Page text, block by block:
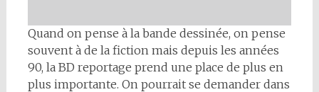
Quand on pense à la bande dessinée, on pense
souvent à de la fiction mais depuis les années
90, la BD reportage prend une place de plus en
plus importante. On pourrait se demander dans